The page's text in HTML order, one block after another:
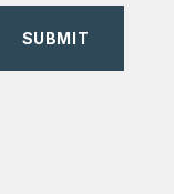
SUBMIT